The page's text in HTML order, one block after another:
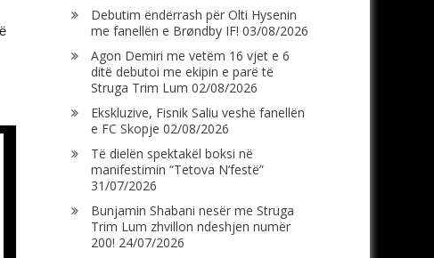
Debutim ëndërrash për Olti Hysenin
me fanellën e Brøndby IF! 03/08/2026
Agon Demiri me vetëm 16 vjet e 6
ditë debutoi me ekipin e parë të
Struga Trim Lum 02/08/2026
Ekskluzive, Fisnik Saliu veshë fanellën
e FC Skopje 02/08/2026
Të dielën spektakël boksi në
manifestimin “Tetova N’festë”
31/07/2026
Bunjamin Shabani nesër me Struga
Trim Lum zhvillon ndeshjen numër
200! 24/07/2026